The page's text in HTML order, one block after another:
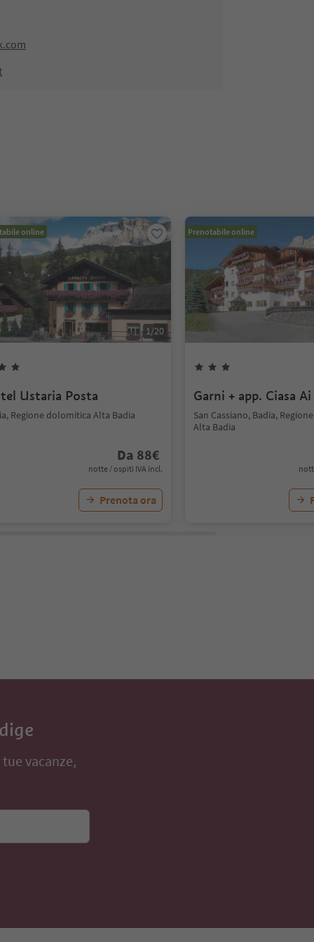
online
1/20
Ustaria Posta
Regione dolomitica Alta Badia
Da 88€
notte / ospiti IVA incl.
Prenota ora
Prenotabile online
Garni + app. Ciasa
San Cassiano, Badia,
Alta Badia
vacanze,